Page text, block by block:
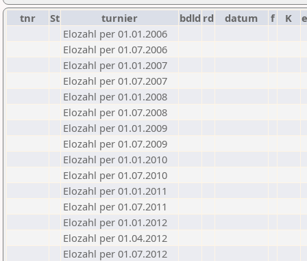
tnr St turnier bdld rd datum f K
Elozahl per 01.01.2006
Elozahl per 01.07.2006
Elozahl per 01.01.2007
Elozahl per 01.07.2007
Elozahl per 01.01.2008
Elozahl per 01.07.2008
Elozahl per 01.01.2009
Elozahl per 01.07.2009
Elozahl per 01.01.2010
Elozahl per 01.07.2010
Elozahl per 01.01.2011
Elozahl per 01.07.2011
Elozahl per 01.01.2012
Elozahl per 01.04.2012
Elozahl per 01.07.2012